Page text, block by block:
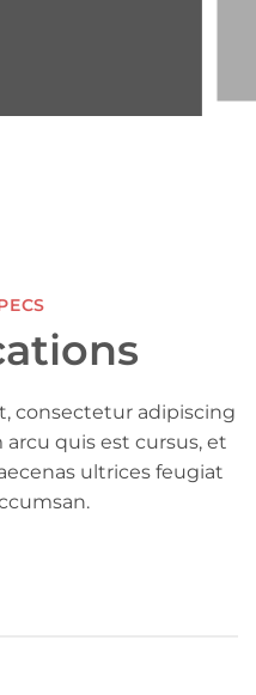
consectetur adipiscing
quis est cursus, et
ultrices feugiat